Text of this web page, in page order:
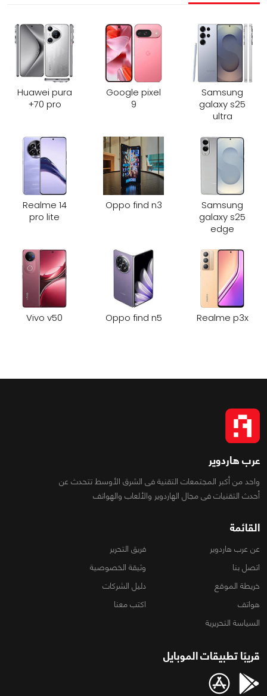
Samsung
galaxy s25
ultra
Google pixel
9
Huawei pura
70 pro+
Samsung
galaxy s25
edge
Oppo find n3
Realme 14
pro lite
Realme p3x
Oppo find n5
Vivo v50
عرب هاردوير
واحد من أكبر المجتمعات التقنية فى الشرق الأوسط تتحدث عن
أحدث التقنيات فى مجال الهاردوير والألعاب والهواتف
القائمة
عن عرب هاردوير
فريق التحرير
اتصل بنا
وثيقة الخصوصية
خريطة الموقع
دليل الشركات
هواتف
اكتب معنا
السياسة التحريرية
قريبًا تطبيقات الموبايل